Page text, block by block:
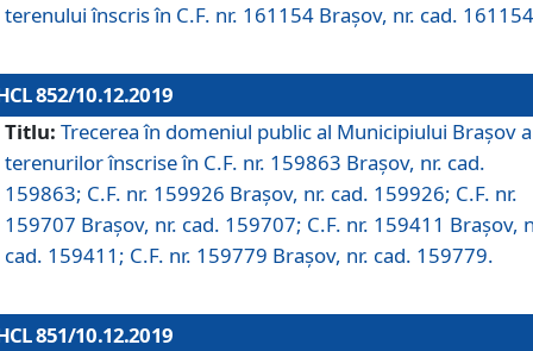
terenului înscris în C.F. nr. 161154 Brașov, nr. cad.
852/10.12.2019
Titlu: Trecerea în domeniul public al Municipiului Braşov a
terenurilor înscrise în C.F. nr. 159863 Brașov, nr. cad.
159863; C.F. nr. 159926 Brașov, nr. cad. 159926; C.F. nr.
159707 Brașov, nr. cad. 159707; C.F. nr. 159411 Brașov,
cad. 159411; C.F. nr. 159779 Brașov, nr. cad. 159779.
851/10.12.2019